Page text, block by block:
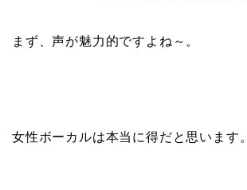
まず、声が魅力的ですよね～。
女性ボーカルは本当に得だと思います。